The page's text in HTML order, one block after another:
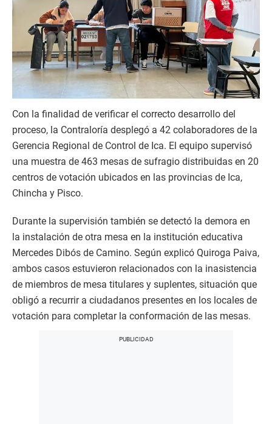
Con la finalidad de verificar el correcto desarrollo del
proceso, la Contraloría desplegó a 42 colaboradores de la
Gerencia Regional de Control de Ica. El equipo supervisó
una muestra de 463 mesas de sufragio distribuidas en 20
centros de votación ubicados en las provincias de Ica,
Chincha y Pisco.
Durante la supervisión también se detectó la demora en
la instalación de otra mesa en la institución educativa
Mercedes Dibós de Camino. Según explicó Quiroga Paiva,
ambos casos estuvieron relacionados con la inasistencia
de miembros de mesa titulares y suplentes, situación que
obligó a recurrir a ciudadanos presentes en los locales de
votación para completar la conformación de las mesas.